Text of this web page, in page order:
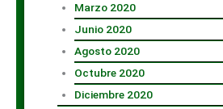
Marzo 2020
Junio 2020
Agosto 2020
Octubre 2020
Diciembre 2020